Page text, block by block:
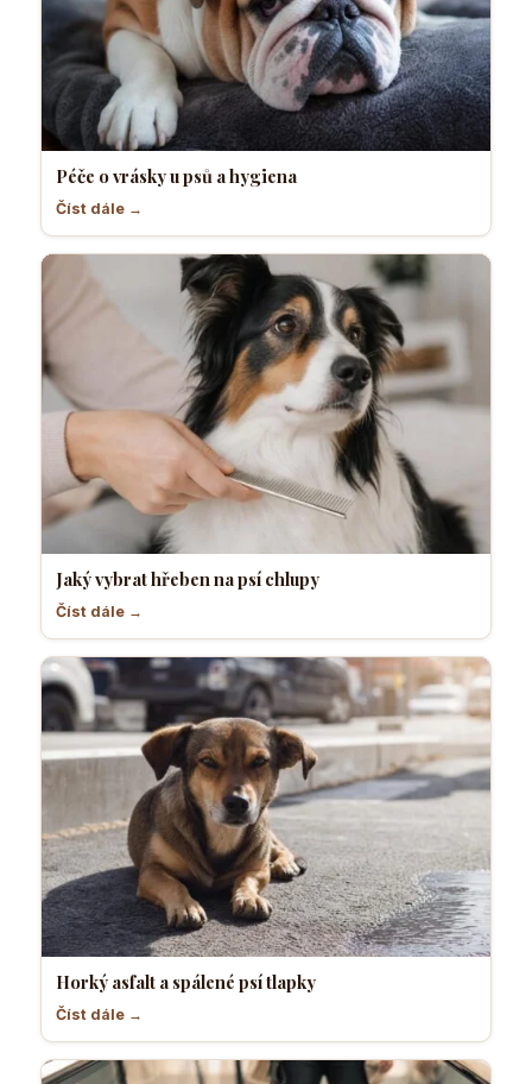
Péče o vrásky u psů a hygiena
Číst dále →
Jaký vybrat hřeben na psí chlupy
Číst dále →
Horký asfalt a spálené psí tlapky
Číst dále →